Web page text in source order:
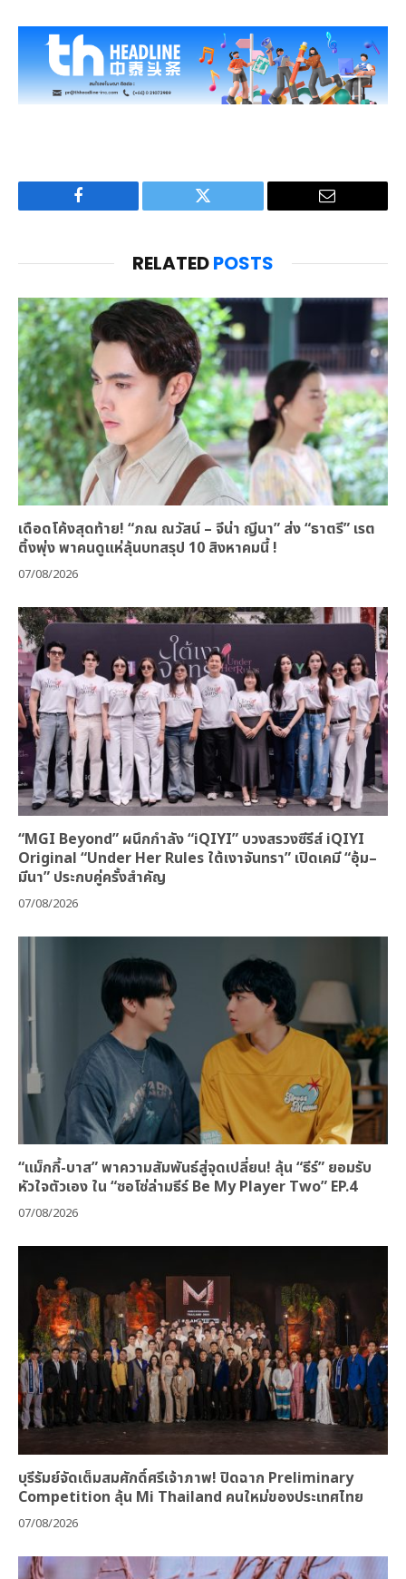
Facebook Twitter Email
RELATEDPOSTS
เดือดโค้งสุดท้าย! “ภณ ณวัสน์ – จีน่า ญีนา” ส่ง “ธาตรี” เรต
ติ้งพุ่ง พาคนดูแห่ลุ้นบทสรุป 10 สิงหาคมนี้ !
07/08/2026
“MGI Beyond” ผนึกกำลัง “iQIYI” บวงสรวงซีรีส์ iQIYI
Original “Under Her Rules ใต้เงาจันทรา” เปิดเคมี “อุ้ม–
มีนา” ประกบคู่ครั้งสำคัญ
07/08/2026
“แม็กกี้-บาส” พาความสัมพันธ์สู่จุดเปลี่ยน! ลุ้น “ธีร์” ยอมรับ
หัวใจตัวเอง ใน “ซอโซ่ล่ามธีร์ Be My Player Two” EP.4
07/08/2026
บุรีรัมย์จัดเต็มสมศักดิ์ศรีเจ้าภาพ! ปิดฉาก Preliminary
Competition ลุ้น Mi Thailand คนใหม่ของประเทศไทย
07/08/2026